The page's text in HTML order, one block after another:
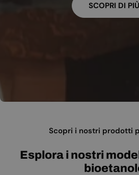
SCOPRI DI PIÙ
Scopri i nostri prodotti
Esplora i nostri